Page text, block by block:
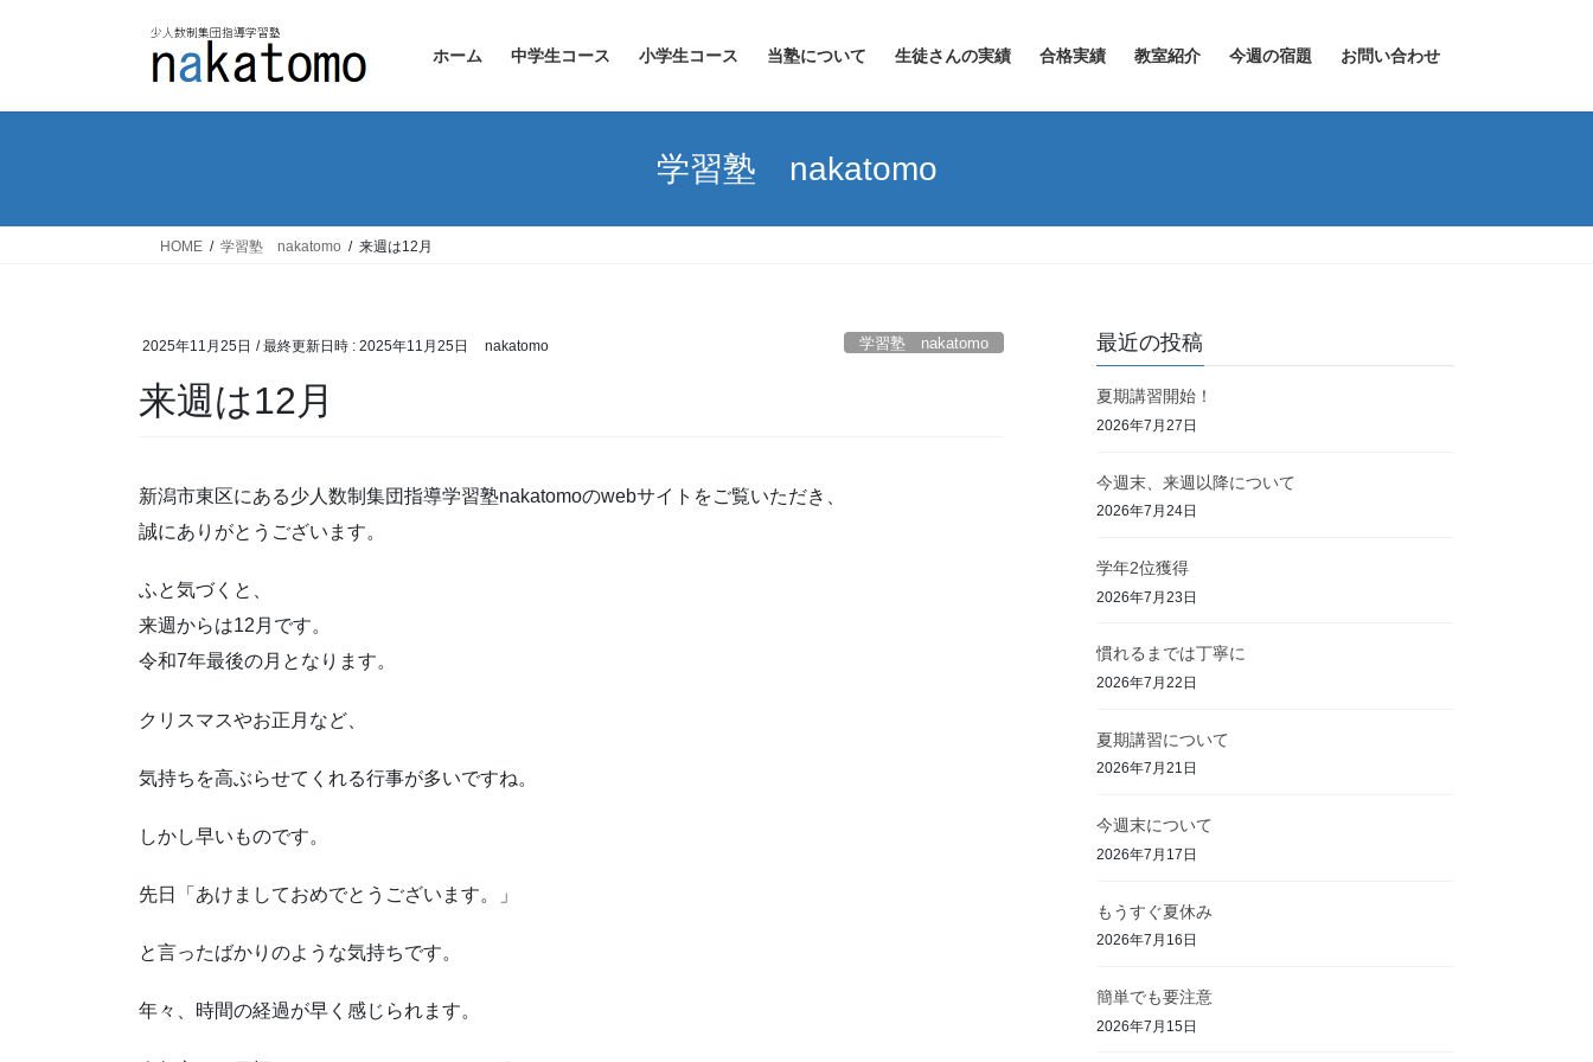
ホーム 中学生コース 小学生コース 当塾について 生徒さんの実績 合格実績 教室紹介 今週の宿題 お問い合わせ
学習塾 nakatomo
HOME 学習塾 nakatomo 来週は12月
2025年11月25日 / 最終更新日時 : 2025年11月25日 nakatomo 学習塾 nakatomo
来週は12月
新潟市東区にある少人数制集団指導学習塾nakatomoのwebサイトをご覧いただき、
誠にありがとうございます。
ふと気づくと、
来週からは12月です。
令和7年最後の月となります。
クリスマスやお正月など、
気持ちを高ぶらせてくれる行事が多いですね。
しかし早いものです。
先日「あけましておめでとうございます。」
と言ったばかりのような気持ちです。
年々、時間の経過が早く感じられます。
最近の投稿
夏期講習開始！
2026年7月27日
今週末、来週以降について
2026年7月24日
学年2位獲得
2026年7月23日
慣れるまでは丁寧に
2026年7月22日
夏期講習について
2026年7月21日
今週末について
2026年7月17日
もうすぐ夏休み
2026年7月16日
簡単でも要注意
2026年7月15日